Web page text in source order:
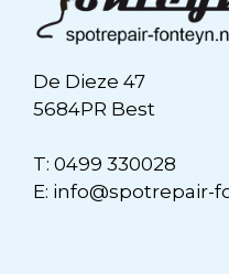
De Dieze 47
5684PR Best
T: 0499 330028
E: info@spotrepair-